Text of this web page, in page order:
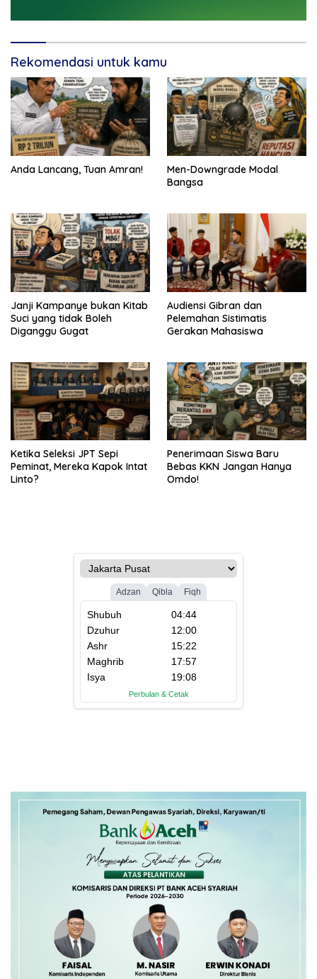
Rekomendasi untuk kamu
Anda Lancang, Tuan Amran!
Men-Downgrade Modal
Bangsa
Janji Kampanye bukan Kitab
Suci yang tidak Boleh
Diganggu Gugat
Audiensi Gibran dan
Pelemahan Sistimatis
Gerakan Mahasiswa
Ketika Seleksi JPT Sepi
Peminat, Mereka Kapok Intat
Linto?
Penerimaan Siswa Baru
Bebas KKN Jangan Hanya
Omdo!